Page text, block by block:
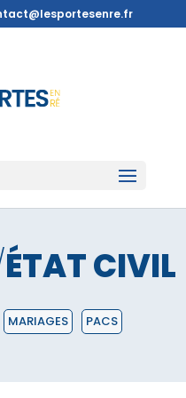
ÉTAT CIVIL
MARIAGES PACS